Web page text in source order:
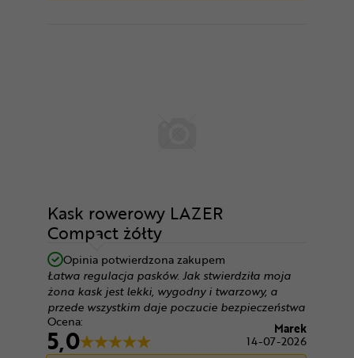
Kask rowerowy LAZER
Compact żółty
Opinia potwierdzona zakupem
Łatwa regulacja pasków. Jak stwierdziła moja
żona kask jest lekki, wygodny i twarzowy, a
przede wszystkim daje poczucie bezpieczeństwa
Ocena:
5,0 Marek
14-07-2026